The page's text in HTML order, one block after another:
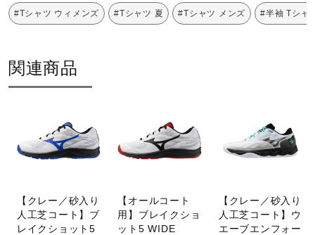
#Tシャツ ウィメンズ #Tシャツ 夏 #Tシャツ メンズ #半袖 Tシャ
関連商品
【クレー／砂入り
人工芝コート】ブ
レイクショット5
【オールコート
用】ブレイクショ
ット5 WIDE
【クレー／砂入り
人工芝コート】ウ
エーブエンフォー